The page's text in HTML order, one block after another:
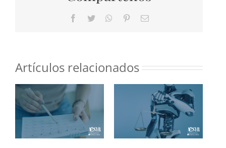
Facebook
Twitter WhatsApp
PinterestCorreo
Artículos relacionados